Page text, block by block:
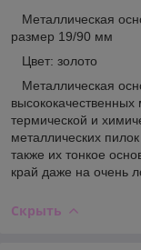
Металлическая
размер 19/90 мм
Цвет: золото
Металлическая
термической и
металлических
также их тонкое
край даже на очень
Скрыть